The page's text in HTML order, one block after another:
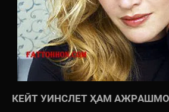
КЕЙТ УИНСЛЕТ ҲАМ